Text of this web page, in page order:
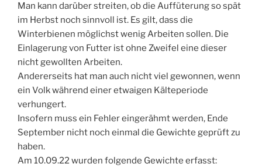
Man kann darüber streiten, ob die Auffüterung so spät
im Herbst noch sinnvoll ist. Es gilt, dass die
Winterbienen möglichst wenig Arbeiten sollen. Die
Einlagerung von Futter ist ohne Zweifel eine dieser
nicht gewollten Arbeiten.
Andererseits hat man auch nicht viel gewonnen, wenn
ein Volk während einer etwaigen Kälteperiode
verhungert.
Insofern muss ein Fehler eingerähmt werden, Ende
September nicht noch einmal die Gewichte geprüft zu
haben.
Am 10.09.22 wurden folgende Gewichte erfasst: